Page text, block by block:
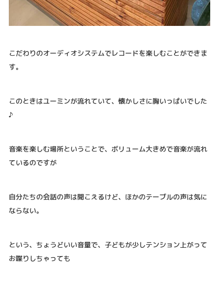
こだわりのオーディオシステムでレコードを楽しむことができま
す。
このときはユーミンが流れていて、懐かしさに胸いっぱいでした
♪
音楽を楽しむ場所ということで、ボリューム大きめで音楽が流れ
ているのですが
自分たちの会話の声は聞こえるけど、ほかのテーブルの声は気に
ならない。
という、ちょうどいい音量で、子どもが少しテンション上がって
お喋りしちゃっても